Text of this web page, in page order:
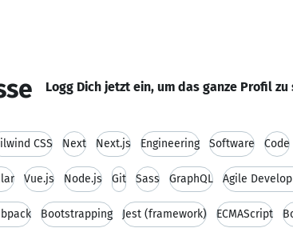
Logg Dich jetzt ein, um das ganze Profil zu
CSS Next Next.js Engineering Software Code
Vue.js Node.js Git Sass GraphQL Agile
Bootstrapping Jest (framework) ECMAScript